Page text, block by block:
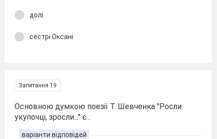
долі
сестрі Оксані
Запитання 19
Основною думкою поезії Т. Шевченка "Росли
укупочці, зросли..." є...
варіанти відповідей